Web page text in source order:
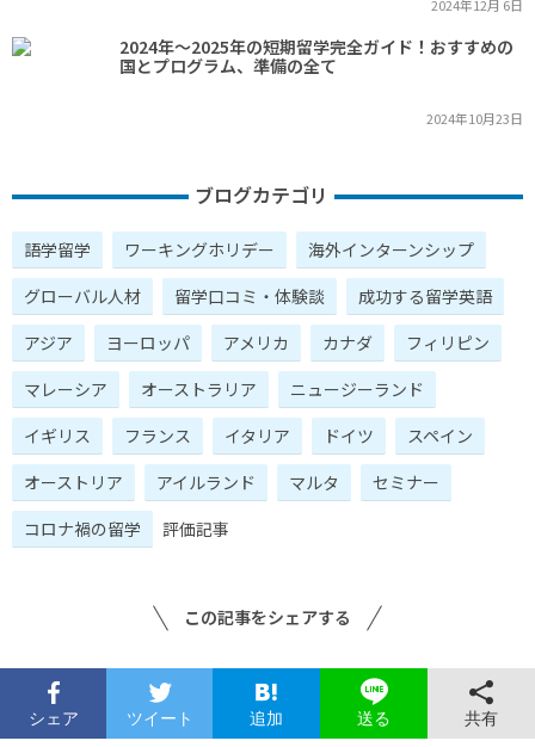
2024年12月 6日
2024年～2025年の短期留学完全ガイド！おすすめの
国とプログラム、準備の全て
2024年10月23日
ブログカテゴリ
語学留学 ワーキングホリデー
海外インターンシップ
グローバル人材
留学口コミ・体験談
成功する留学英語
アジア
ヨーロッパ アメリカ カナダ
フィリピン
マレーシア
オーストラリア
ニュージーランド
イギリス
フランス イタリア ドイツ
スペイン
オーストリア
アイルランド マルタ
セミナー
コロナ禍の留学
評価記事
この記事をシェアする
シェア ツイート 追加 送る 共有